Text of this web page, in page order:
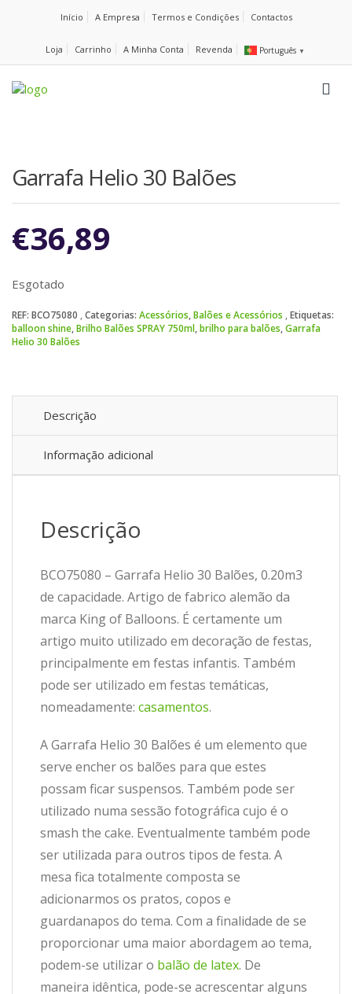
Início A Empresa Termos e Condições Contactos
Loja Carrinho A Minha Conta Revenda Português ▼
Garrafa Helio 30 Balões
€36,89
Esgotado
REF: BCO75080 Categorias: Acessórios,Balões e Acessórios Etiquetas:
balloon shine,Brilho Balões SPRAY 750ml,brilho para balões,Garrafa
Helio 30 Balões
Descrição
Informação adicional
Descrição
BCO75080 – Garrafa Helio 30 Balões, 0.20m3
de capacidade. Artigo de fabrico alemão da
marca King of Balloons. É certamente um
artigo muito utilizado em decoração de festas,
principalmente em festas infantis. Também
pode ser utilizado em festas temáticas,
nomeadamente: casamentos.
A Garrafa Helio 30 Balões é um elemento que
serve encher os balões para que estes
possam ficar suspensos. Também pode ser
utilizado numa sessão fotográfica cujo é o
smash the cake. Eventualmente também pode
ser utilizada para outros tipos de festa. A
mesa fica totalmente composta se
adicionarmos os pratos, copos e
guardanapos do tema. Com a finalidade de se
proporcionar uma maior abordagem ao tema,
podem-se utilizar o balão de latex. De
maneira idêntica, pode-se acrescentar alguns